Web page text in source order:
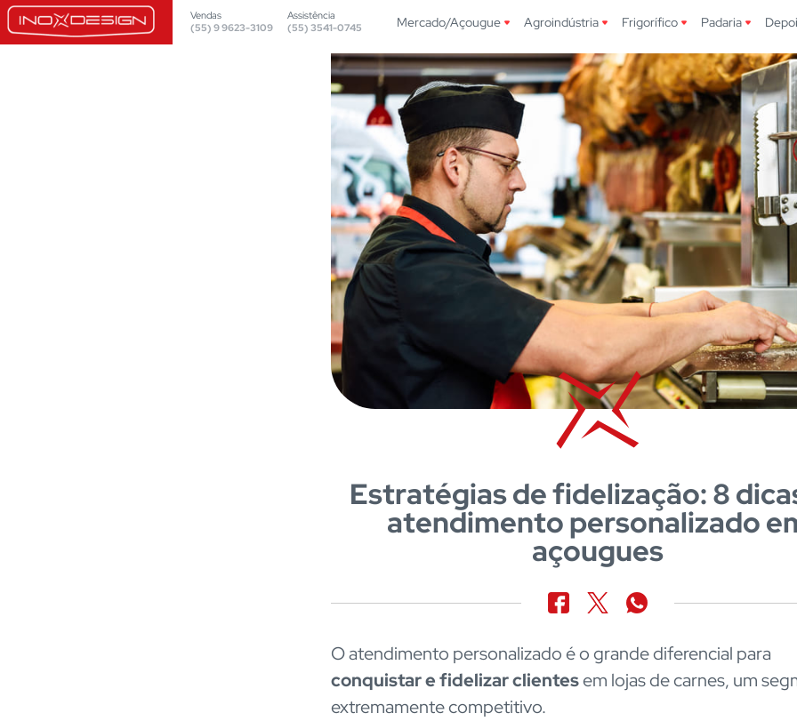
Vendas
(55) 9 9623-3109
Assistência
(55) 3541-0745
Mercado/Açougue Agroindústria Frigorífico Padaria
Estratégias de fidelização: 8
atendimento personalizado
açougues
O atendimento personalizado é o grande diferencial para
conquistar e fidelizar clientesem lojas de carnes, um
extremamente competitivo.